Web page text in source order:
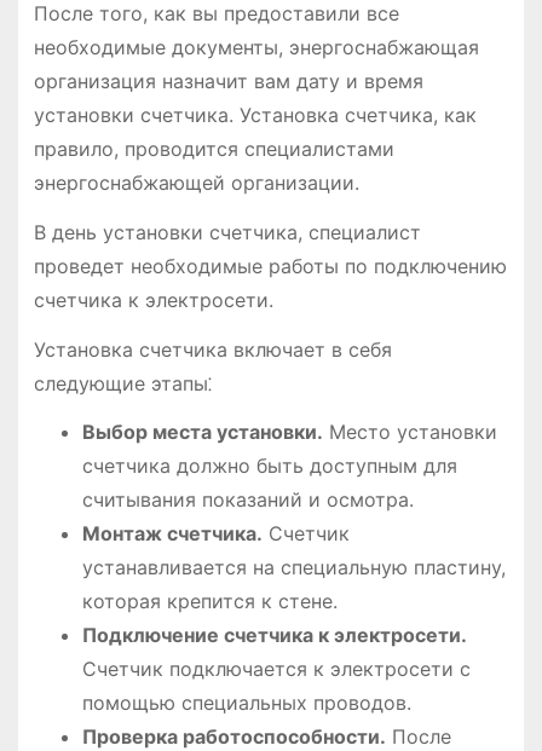
После того, как вы предоставили все
необходимые документы, энергоснабжающая
организация назначит вам дату и время
установки счетчика. Установка счетчика, как
правило, проводится специалистами
энергоснабжающей организации.
В день установки счетчика, специалист
проведет необходимые работы по подключению
счетчика к электросети.
Установка счетчика включает в себя
следующие этапы⁚
Выбор места установки. Место установки
счетчика должно быть доступным для
считывания показаний и осмотра.
Монтаж счетчика. Счетчик
устанавливается на специальную пластину,
которая крепится к стене.
Подключение счетчика к электросети.
Счетчик подключается к электросети с
помощью специальных проводов.
Проверка работоспособности. После